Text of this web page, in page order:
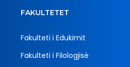
FAKULTETET
Fakulteti i Edukimit
Fakulteti i Filologjisë